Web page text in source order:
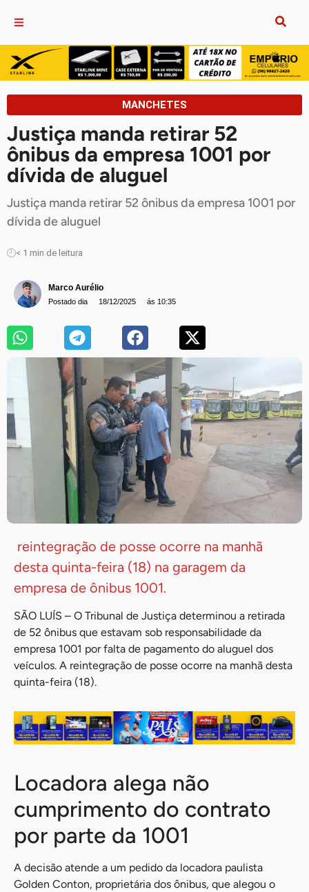
MANCHETES
Justiça manda retirar 52
ônibus da empresa 1001 por
dívida de aluguel
Justiça manda retirar 52 ônibus da empresa 1001 por
dívida de aluguel
< 1 min de leitura
Marco Aurélio
Postado dia 18/12/2025 ás 10:35
reintegração de posse ocorre na manhã
desta quinta-feira (18) na garagem da
empresa de ônibus 1001.
SÃO LUÍS – O Tribunal de Justiça determinou a retirada
de 52 ônibus que estavam sob responsabilidade da
empresa 1001 por falta de pagamento do aluguel dos
veículos. A reintegração de posse ocorre na manhã desta
quinta-feira (18).
Locadora alega não
cumprimento do contrato
por parte da 1001
A decisão atende a um pedido da locadora paulista
Golden Conton, proprietária dos ônibus, que alegou o